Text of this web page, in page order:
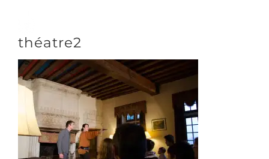
contenu
DÉCOUVRIR
VENIR
théatre2